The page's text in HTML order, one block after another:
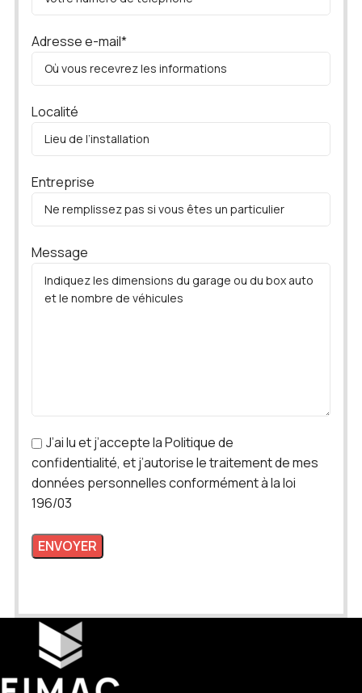
Adresse e-mail*
Localité
Entreprise
Message
J’ai lu et j’accepte la Politique de
confidentialité, et j’autorise le traitement de mes
données personnelles conformément à la loi
196/03